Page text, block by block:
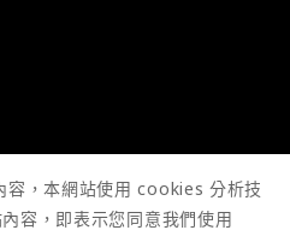
容，本網站使用 cookies 分析技
容，即表示您同意我們使用